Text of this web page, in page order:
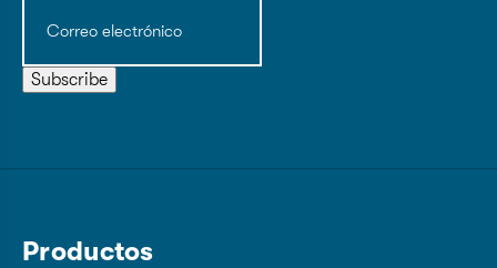
Subscribe
Productos